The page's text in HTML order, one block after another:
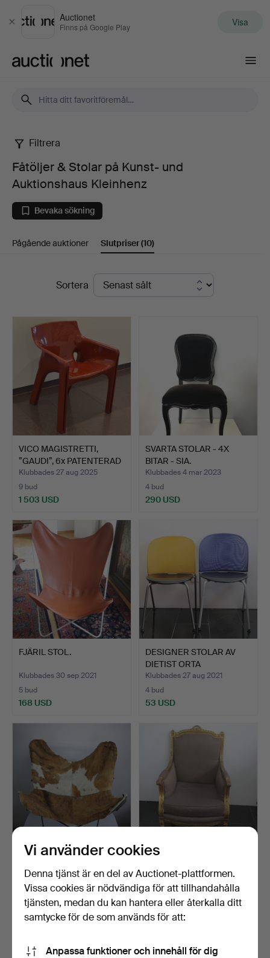
Stäng
Auctionet
Finns på Google Play Visa
Fåtöljer
Stolar
på
Auktionshaus
Kleinhenz
Filtrera
Fåtöljer & Stolar på Kunst- und
Auktionshaus Kleinhenz
Bevaka sökning
Pågående auktioner Slutpriser(10)
SlutpriserSortera
VICO MAGISTRETTI,
”GAUDI”, 6x PATENTERAD
R…
Klubbades 27 aug 2025
9 bud
1 503 USD
SVARTA STOLAR - 4X
BITAR - SIA.
Klubbades 4 mar 2023
4 bud
290 USD
FJÄRIL STOL.
Klubbades 30 sep 2021
5 bud
168 USD
DESIGNER STOLAR AV
DIETIST ORTA
CHRISTOPH …
Klubbades 27 aug 2021
4 bud
53 USD
FJÄRIL STOL HARDOY
KOHUD.
Klubbades 24 aug 2020
2 bud
139 USD
ANTIK LOUIS XVI FÅTÖLJ.
Klubbades 12 feb 2020
27 bud
939 USD
Vi använder cookies
Denna tjänst är en del av Auctionet-plattformen.
Vissa cookies är nödvändiga för att tillhandahålla
tjänsten, medan du kan hantera eller återkalla ditt
samtycke för de som används för att:
Anpassa funktioner och innehåll för dig